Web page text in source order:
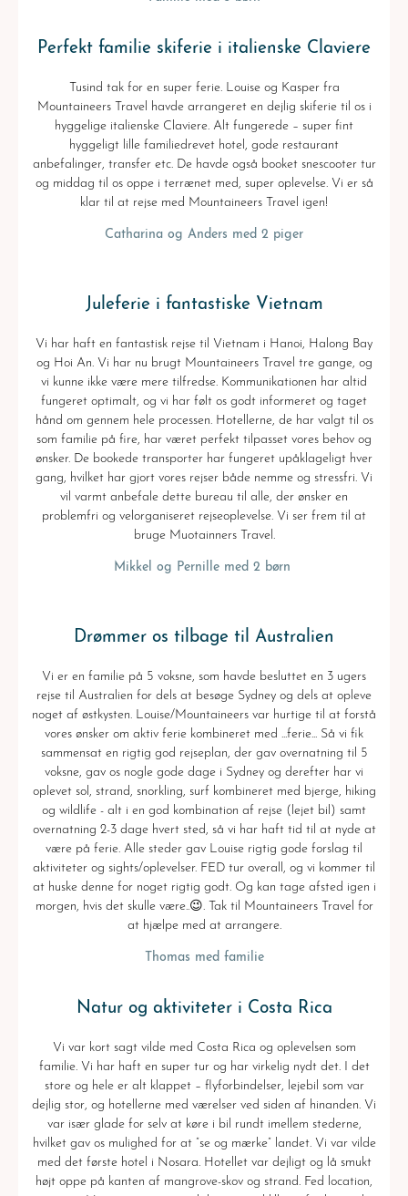
Perfekt familie skiferie i italienske Claviere
Tusind tak for en super ferie. Louise og Kasper fra
Mountaineers Travel havde arrangeret en dejlig skiferie til os i
hyggelige italienske Claviere. Alt fungerede – super fint
hyggeligt lille familiedrevet hotel, gode restaurant
anbefalinger, transfer etc. De havde også booket snescooter tur
og middag til os oppe i terrænet med, super oplevelse. Vi er så
klar til at rejse med Mountaineers Travel igen!
Catharina og Anders med 2 piger
Juleferie i fantastiske Vietnam
Vi har haft en fantastisk rejse til Vietnam i Hanoi, Halong Bay
og Hoi An. Vi har nu brugt Mountaineers Travel tre gange, og
vi kunne ikke være mere tilfredse. Kommunikationen har altid
fungeret optimalt, og vi har følt os godt informeret og taget
hånd om gennem hele processen. Hotellerne, de har valgt til os
som familie på fire, har været perfekt tilpasset vores behov og
ønsker. De bookede transporter har fungeret upåklageligt hver
gang, hvilket har gjort vores rejser både nemme og stressfri. Vi
vil varmt anbefale dette bureau til alle, der ønsker en
problemfri og velorganiseret rejseoplevelse. Vi ser frem til at
bruge Muotainners Travel.
Mikkel og Pernille med 2 børn
Drømmer os tilbage til Australien
Vi er en familie på 5 voksne, som havde besluttet en 3 ugers
rejse til Australien for dels at besøge Sydney og dels at opleve
noget af østkysten. Louise/Mountaineers var hurtige til at forstå
vores ønsker om aktiv ferie kombineret med ...ferie... Så vi fik
sammensat en rigtig god rejseplan, der gav overnatning til 5
voksne, gav os nogle gode dage i Sydney og derefter har vi
oplevet sol, strand, snorkling, surf kombineret med bjerge, hiking
og wildlife - alt i en god kombination af rejse (lejet bil) samt
overnatning 2-3 dage hvert sted, så vi har haft tid til at nyde at
være på ferie. Alle steder gav Louise rigtig gode forslag til
aktiviteter og sights/oplevelser. FED tur overall, og vi kommer til
at huske denne for noget rigtig godt. Og kan tage afsted igen i
morgen, hvis det skulle være..😉. Tak til Mountaineers Travel for
at hjælpe med at arrangere.
Thomas med familie
Natur og aktiviteter i Costa Rica
Vi var kort sagt vilde med Costa Rica og oplevelsen som
familie. Vi har haft en super tur og har virkelig nydt det. I det
store og hele er alt klappet – flyforbindelser, lejebil som var
dejlig stor, og hotellerne med værelser ved siden af hinanden. Vi
var især glade for selv at køre i bil rundt imellem stederne,
hvilket gav os mulighed for at ”se og mærke” landet. Vi var vilde
med det første hotel i Nosara. Hotellet var dejligt og lå smukt
højt oppe på kanten af mangrove-skov og strand. Fed location,